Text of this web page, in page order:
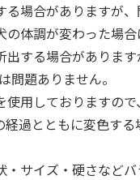
場合がありますが、
の体調が変わった場
出する場合がありま
問題ありません。
使用しておりますの
経過とともに変色す
・サイズ・硬さなどバ